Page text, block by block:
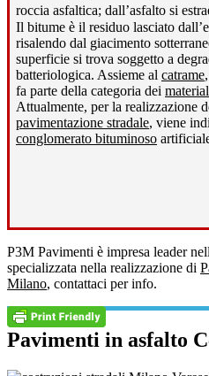
roccia asfaltica; dall’asfalto si
Il bitume è il residuo lasciato
risalendo dal giacimento
superficie si trova soggetto a
batteriologica. Assieme al catrame
fa parte della categoria dei
Attualmente, per la realizzazione
pavimentazione stradale, viene
conglomerato bituminoso
P3M Pavimenti è impresa leader
specializzata nella realizzazione di
Milano, contattaci per info.
Pavimenti in asfalto